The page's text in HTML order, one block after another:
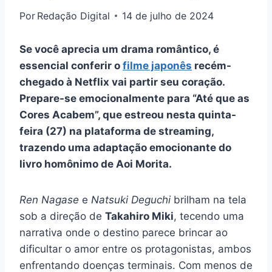
Por Redação Digital 14 de julho de 2024
Se você aprecia um drama romântico, é
essencial conferir o filme japonês recém-
chegado à Netflix vai partir seu coração.
Prepare-se emocionalmente para “Até que as
Cores Acabem”, que estreou nesta quinta-
feira (27) na plataforma de streaming,
trazendo uma adaptação emocionante do
livro homônimo de Aoi Morita.
Ren Nagase e Natsuki Deguchi brilham na tela
sob a direção de Takahiro Miki, tecendo uma
narrativa onde o destino parece brincar ao
dificultar o amor entre os protagonistas, ambos
enfrentando doenças terminais. Com menos de